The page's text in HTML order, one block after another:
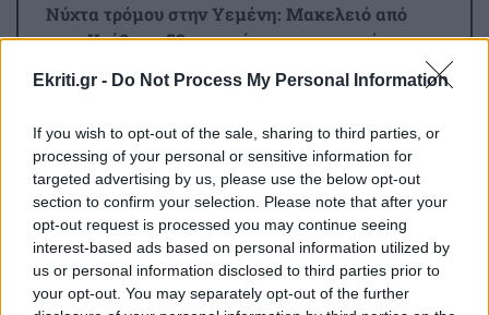
Ekriti.gr - Do Not Process My Personal Information
If you wish to opt-out of the sale, sharing to third parties, or
processing of your personal or sensitive information for
targeted advertising by us, please use the below opt-out
section to confirm your selection. Please note that after your
opt-out request is processed you may continue seeing
interest-based ads based on personal information utilized by
us or personal information disclosed to third parties prior to
your opt-out. You may separately opt-out of the further
Νύχτα τρόμου στην Υεμένη: Μακελειό από
τους Χούθι με 58 νεκρούς στρατιωτικούς
Όταν η παράδοση "ζυμώνεται" στο χέρι: Η
Κασταμονίτσα προσκαλεί στη "Γιορτή
Εφτάζυμου 2026"
11:00
GOSSIP - LIFESTYLE
Πέθανε στα 26 της διάσημη Tik - Toker